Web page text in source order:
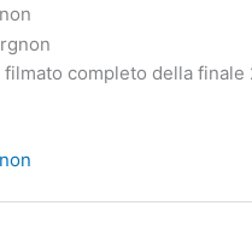
completo della